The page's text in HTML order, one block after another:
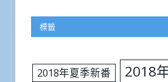
標籤
2018年夏季新番 2018